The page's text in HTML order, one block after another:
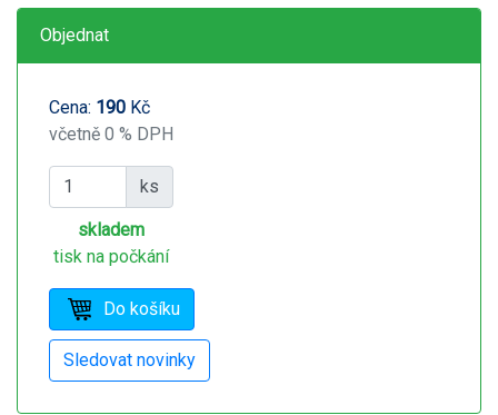
Objednat
Cena: 190 Kč
včetně 0 % DPH
ks
skladem
tisk na počkání